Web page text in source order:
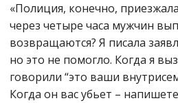
«Полиция, конечно,
через четыре часа мужчин
возвращаются? Я писала
но это не помогло. Когда я
говорили “это ваши
Когда он вас убьет –